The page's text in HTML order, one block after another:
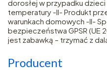
dorosłej w przypadku dzieci
temperatury -II- Produkt
warunkach domowych -II-
bezpieczeństwa GPSR (UE
jest zabawką – trzymać z
Producent